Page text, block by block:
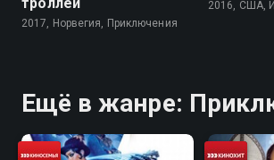
2017, Норвегия, Приключения
2016, США,
Ещё в жанре: